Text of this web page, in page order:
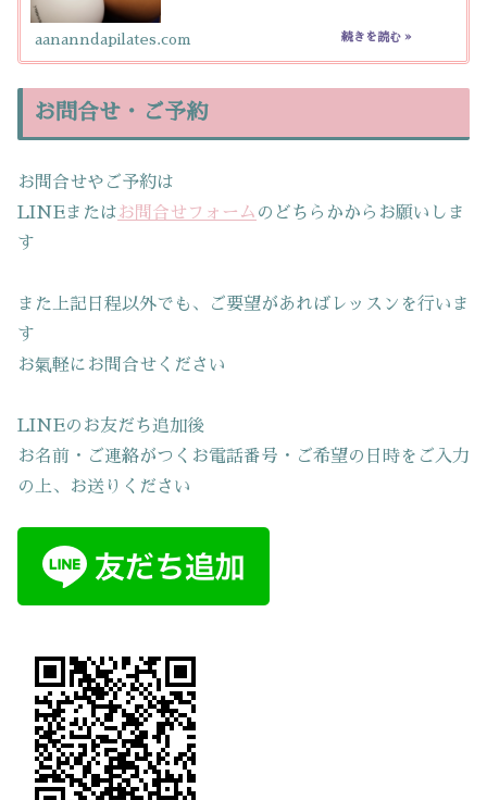
aananndapilates.com
お問合せ・ご予約
お問合せやご予約は
LINEまたはお問合せフォーム のどちらかからお願いしま
す
また上記日程以外でも、ご要望があればレッスンを行いま
す
お氣軽にお問合せください
LINEのお友だち追加後
お名前・ご連絡がつくお電話番号・ご希望の日時をご入力
の上、お送りください